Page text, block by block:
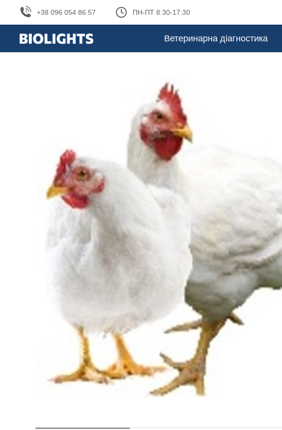
+38 096 054 86 57 ПН-ПТ 8:30-17:30
Ветеринарна діагностика